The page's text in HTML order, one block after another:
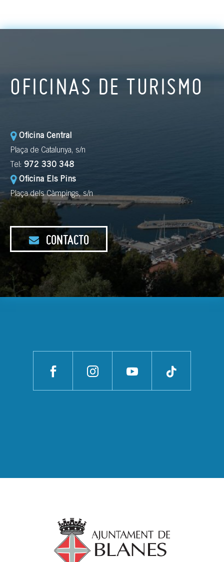
OFICINAS DE TURISMO
Oficina Central
Plaça de Catalunya, s/n
Tel: 972 330 348
Oficina Els Pins
Plaça dels Càmpings, s/n
CONTACTO